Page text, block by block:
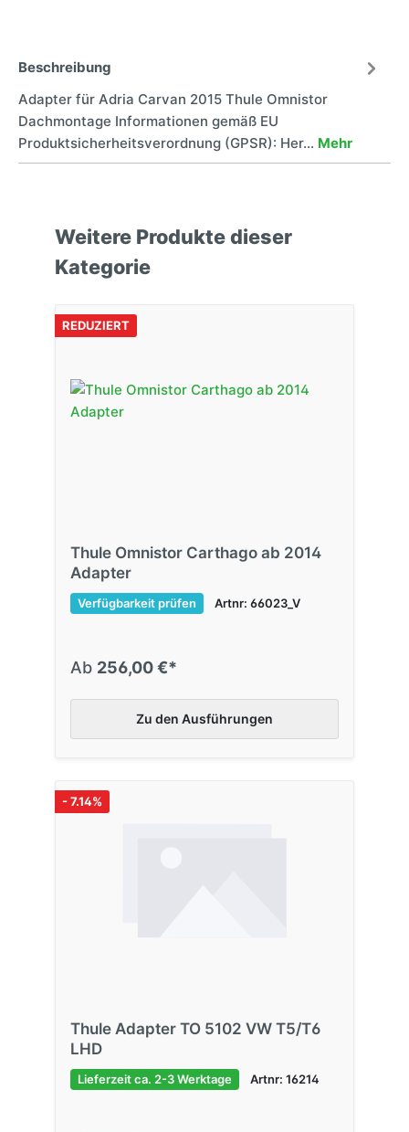
Beschreibung
Adapter für Adria Carvan 2015 Thule Omnistor
Dachmontage Informationen gemäß EU
Produktsicherheitsverordnung (GPSR): Her… Mehr
Weitere Produkte dieser
Kategorie
REDUZIERT
Thule Omnistor Carthago ab 2014
Adapter
Verfügbarkeit prüfen Artnr: 66023_V
Ab 256,00 €*
Zu den Ausführungen
- 7.14%
Thule Adapter TO 5102 VW T5/T6
LHD
Lieferzeit ca. 2-3 Werktage Artnr: 16214